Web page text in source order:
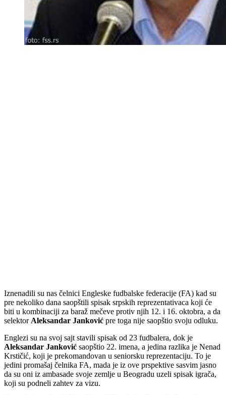
Iznenadili su nas čelnici Engleske fudbalske federacije (FA) kad su
pre nekoliko dana saopštili spisak srpskih reprezentativaca koji će
biti u kombinaciji za baraž mečeve protiv njih 12. i 16. oktobra, a da
selektor Aleksandar Janković pre toga nije saopštio svoju odluku.
Englezi su na svoj sajt stavili spisak od 23 fudbalera, dok je
Aleksandar Janković saopštio 22. imena, a jedina razlika je Nenad
Krstičić, koji je prekomandovan u seniorsku reprezentaciju. To je
jedini promašaj čelnika FA, mada je iz ove prspektive sasvim jasno
da su oni iz ambasade svoje zemlje u Beogradu uzeli spisak igrača,
koji su podneli zahtev za vizu.